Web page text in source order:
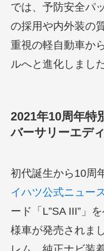
では、予防安全パ
の採用や内外装の
重視の軽自動車か
ルへと進化しました
2021年10周年特
バーサリーエディ
初代誕生から10周
イハツ公式ニュー
ード「L”SA III”」
様車が発売されま